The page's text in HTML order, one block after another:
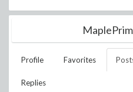
Profile Favorites
Replies